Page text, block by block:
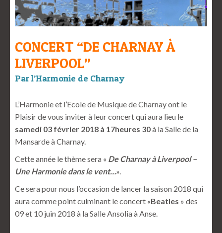
CONCERT “DE CHARNAY À
LIVERPOOL”
Par l’Harmonie de Charnay
L’Harmonie et l’Ecole de Musique de Charnay ont le
Plaisir de vous inviter à leur concert qui aura lieu le
samedi 03 février 2018 à 17heures 30à la Salle de la
Mansarde à Charnay.
Cette année le thème sera « De Charnay à Liverpool –
Une Harmonie dans le vent…».
Ce sera pour nous l’occasion de lancer la saison 2018 qui
aura comme point culminant le concert «Beatles » des
09 et 10 juin 2018 à la Salle Ansolia à Anse.